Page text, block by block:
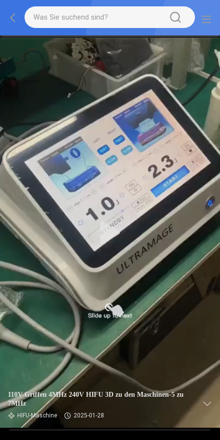
110V Griffen 4MHz 240V HIFU 3D zu den Maschinen-5 zu
7MHz
HIFU-Maschine 2025-01-28